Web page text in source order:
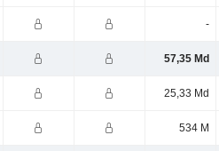
-
57,35 Md
25,33 Md
534 M